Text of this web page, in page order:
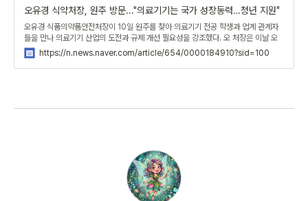
오유경 식약처장, 원주 방문..."의료기기는 국가 성장동력…청년 지원"
오유경 식품의약품안전처장이 10일 원주를 찾아 의료기기 전공 학생과 업계 관계자
들을 만나 의료기기 산업의 도전과 규제 개선 필요성을 강조했다. 오 처장은 이날 오
후 원주의료기기산업진흥원에서 열린 '식의약 정책이음 열
https://n.news.naver.com/article/654/0000184910?sid=100